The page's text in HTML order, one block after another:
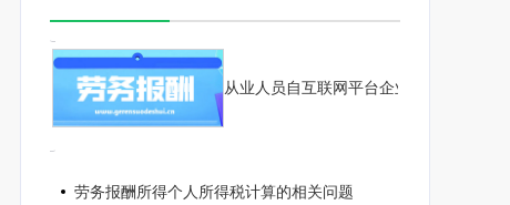
从业人员自互联网平台企业取得劳务报
劳务报酬所得个人所得税计算的相关问题